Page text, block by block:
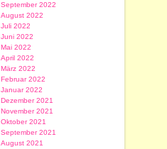
September 2022
August 2022
Juli 2022
Juni 2022
Mai 2022
April 2022
März 2022
Februar 2022
Januar 2022
Dezember 2021
November 2021
Oktober 2021
September 2021
August 2021